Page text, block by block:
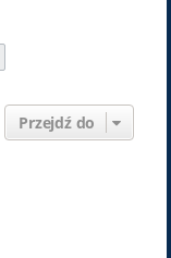
Przejdź do